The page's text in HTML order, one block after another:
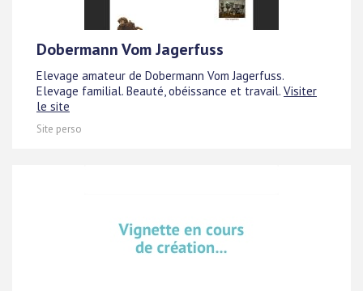
Dobermann Vom Jagerfuss
Elevage amateur de Dobermann Vom Jagerfuss.
Elevage familial. Beauté, obéissance et travail. Visiter
le site
Site perso